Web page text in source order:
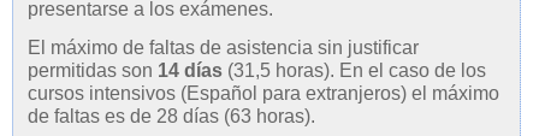
presentarse a los exámenes.
El máximo de faltas de asistencia sin justificar
permitidas son 14 días (31,5 horas). En el caso de los
cursos intensivos (Español para extranjeros) el máximo
de faltas es de 28 días (63 horas).